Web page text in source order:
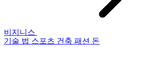
비지니스
기술 법 스포츠 건축 패션 돈